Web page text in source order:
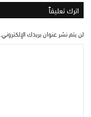
اترك تعليقاً
لن يتم نشر عنوان بريدك الإلكتروني.